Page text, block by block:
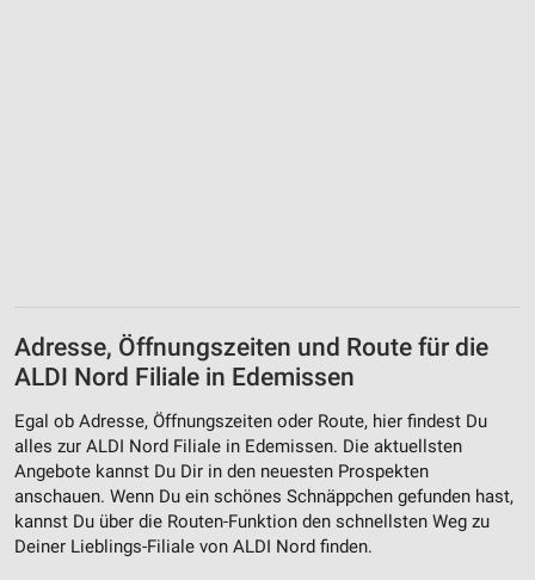
Adresse, Öffnungszeiten und Route für die
ALDI Nord Filiale in Edemissen
Egal ob Adresse, Öffnungszeiten oder Route, hier findest Du
alles zur ALDI Nord Filiale in Edemissen. Die aktuellsten
Angebote kannst Du Dir in den neuesten Prospekten
anschauen. Wenn Du ein schönes Schnäppchen gefunden hast,
kannst Du über die Routen-Funktion den schnellsten Weg zu
Deiner Lieblings-Filiale von ALDI Nord finden.